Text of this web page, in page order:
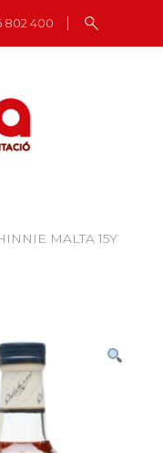
802 400
MALTA 15Y